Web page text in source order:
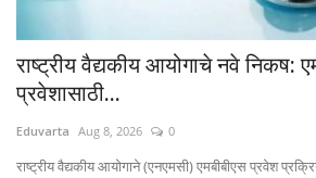
राष्ट्रीय वैद्यकीय आयोगाचे नवे निकष:
प्रवेशासाठी...
Eduvarta Aug 8, 2026 0
राष्ट्रीय वैद्यकीय आयोगाने (एनएमसी) एमबीबीएस प्रवेश